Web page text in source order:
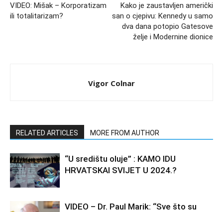
VIDEO: Mišak – Korporatizam
ili totalitarizam?
Kako je zaustavljen američki
san o cjepivu: Kennedy u samo
dva dana potopio Gatesove
želje i Modernine dionice
Vigor Colnar
RELATED ARTICLES MORE FROM AUTHOR
“U središtu oluje” : KAMO IDU
HRVATSKAI SVIJET U 2024.?
VIDEO – Dr. Paul Marik: “Sve što su